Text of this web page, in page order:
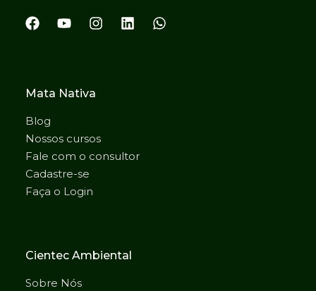
Mata Nativa
Blog
Nossos cursos
Fale com o consultor
Cadastre-se
Faça o Login
Cientec Ambiental
Sobre Nós